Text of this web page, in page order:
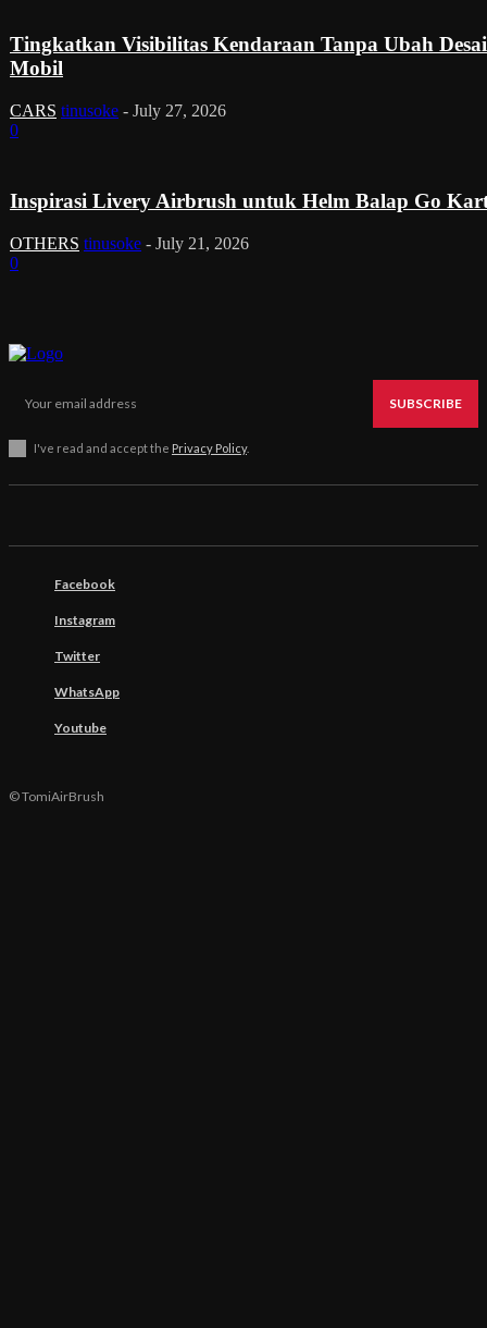
Tingkatkan Visibilitas Kendaraan Tanpa Ubah
Mobil
CARS tinusoke - July 27, 2026
0
Inspirasi Livery Airbrush untuk Helm Balap Go
OTHERS tinusoke - July 21, 2026
0
SUBSCRIBE
I've read and accept the Privacy Policy.
Facebook
Instagram
Twitter
WhatsApp
Youtube
© TomiAirBrush